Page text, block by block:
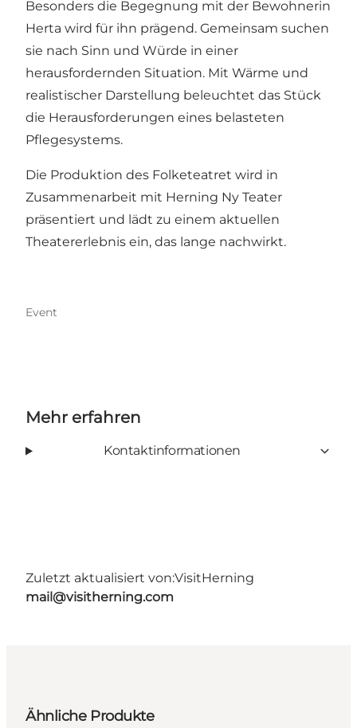
Besonders die Begegnung mit der Bewohnerin
Herta wird für ihn prägend. Gemeinsam suchen
sie nach Sinn und Würde in einer
herausfordernden Situation. Mit Wärme und
realistischer Darstellung beleuchtet das Stück
die Herausforderungen eines belasteten
Pflegesystems.
Die Produktion des Folketeatret wird in
Zusammenarbeit mit Herning Ny Teater
präsentiert und lädt zu einem aktuellen
Theatererlebnis ein, das lange nachwirkt.
Event
Mehr erfahren
Kontaktinformationen
Zuletzt aktualisiert von:VisitHerning
mail@visitherning.com
Ähnliche Produkte